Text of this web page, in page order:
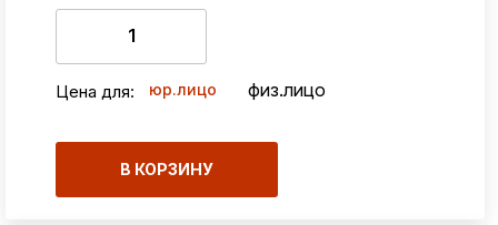
Цена для: юр.лицо физ.лицо
В КОРЗИНУ